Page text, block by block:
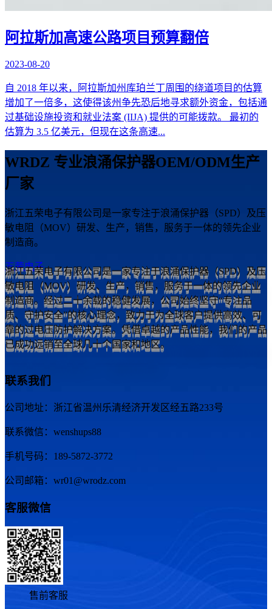
阿拉斯加高速公路项目预算翻倍
2023-08-20
自 2018 年以来，阿拉斯加州库珀兰丁周围的绕道项目的估算
增加了一倍多，这使得该州争先恐后地寻求额外资金，包括通
过基础设施投资和就业法案 (IIJA) 提供的可能拨款。 最初的
估算为 3.5 亿美元，但现在这条高速...
WRDZ 专业浪涌保护器OEM/ODM生产
厂家
浙江五荣电子有限公司是一家专注于浪涌保护器（SPD）及压
敏电阻（MOV）研发、生产，销售，服务于一体的领先企业
制造商。
五荣电子
浙江五荣电子有限公司是一家专注于浪涌保护器（SPD）及压
敏电阻（MOV）研发、生产，销售，服务于一体的领先企业
制造商。经过二十余载的稳健发展，公司始终坚守“专注品
质、守护安全”的核心理念，致力于为全球客户提供高效、可
靠的过电压防护解决方案。凭借卓越的产品性能，我们的产品
已成功远销至全球几十个国家和地区。
联系我们
公司地址：浙江省温州乐清经济开发区经五路233号
联系微信：wenshups88
手机号码：189-5872-3772
公司邮箱：wr01@wrodz.com
客服微信
售前客服